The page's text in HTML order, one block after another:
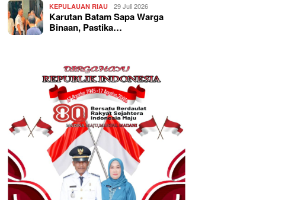
KEPULAUAN RIAU 29 Juli 2026
Karutan Batam Sapa Warga
Binaan, Pastika…